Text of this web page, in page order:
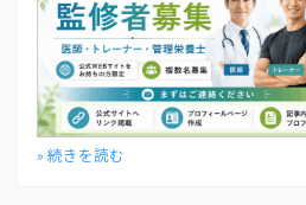
» 続きを読む